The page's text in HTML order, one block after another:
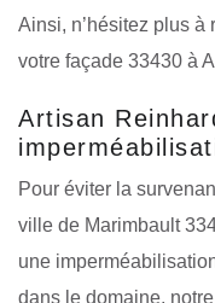
Ainsi, n’hésitez plus à
votre façade 33430 à
Artisan
Pour éviter la
ville de Marimbault
une
dans le domaine,